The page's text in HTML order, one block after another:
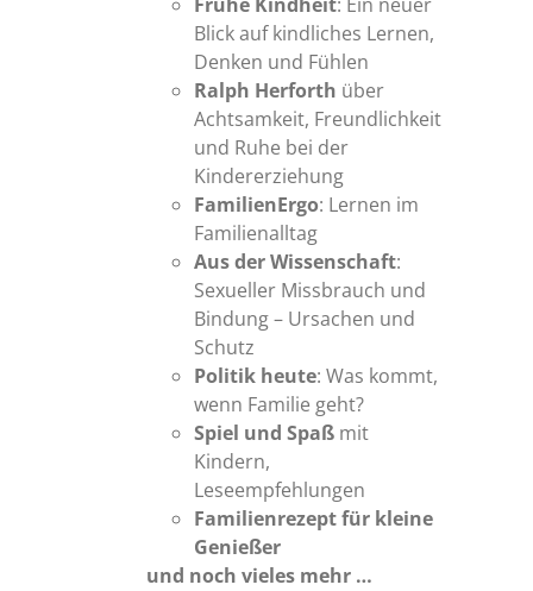
Blick auf kindliches Lernen,
Denken und Fühlen
Ralph Herforth über
Achtsamkeit, Freundlichkeit
und Ruhe bei der
Kindererziehung
FamilienErgo: Lernen im
Familienalltag
Aus der Wissenschaft:
Sexueller Missbrauch und
Bindung – Ursachen und
Schutz
Politik heute: Was kommt,
wenn Familie geht?
Spiel und Spaß mit
Kindern,
Leseempfehlungen
Familienrezeptfür kleine
Genießer
und noch vieles mehr …